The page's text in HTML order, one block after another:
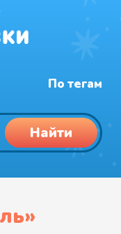
По тегам
Найти